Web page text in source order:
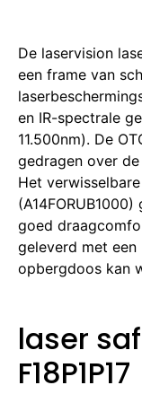
De laservision
een frame van
en IR-spectrale
11.500nm). De
gedragen over
Het
goed
geleverd met
opbergdoos kan
laser
F18P1P17